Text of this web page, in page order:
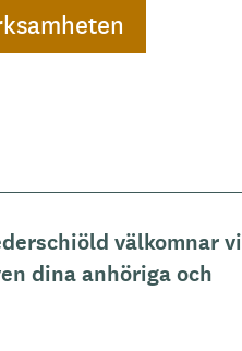
välkomnar vi
dina anhöriga och